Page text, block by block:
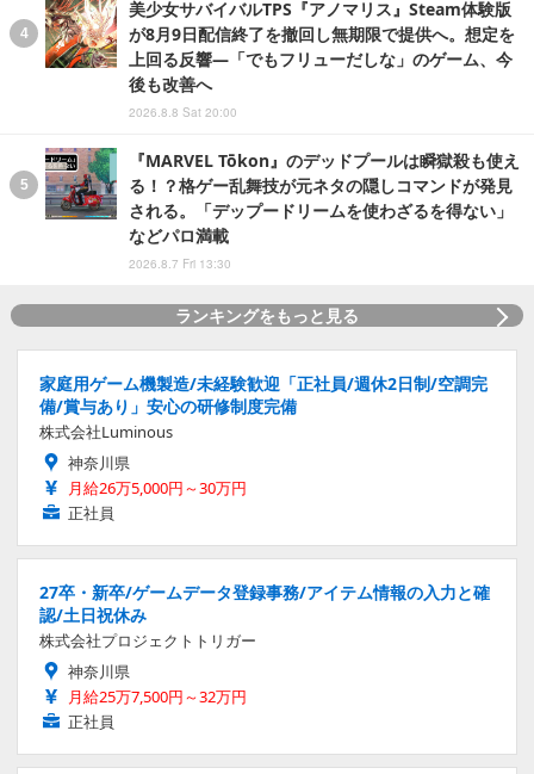
美少女サバイバルTPS『アノマリス』Steam体験版
が8月9日配信終了を撤回し無期限で提供へ。想定を
上回る反響―「でもフリューだしな」のゲーム、今
後も改善へ
2026.8.8 Sat 20:00
『MARVEL Tōkon』のデッドプールは瞬獄殺も使え
る！？格ゲー乱舞技が元ネタの隠しコマンドが発見
される。「デップードリームを使わざるを得ない」
などパロ満載
2026.8.7 Fri 13:30
ランキングをもっと見る
家庭用ゲーム機製造/未経験歓迎「正社員/週休2日制/空調完
備/賞与あり」安心の研修制度完備
株式会社Luminous
神奈川県
月給26万5,000円～30万円
正社員
27卒・新卒/ゲームデータ登録事務/アイテム情報の入力と確
認/土日祝休み
株式会社プロジェクトトリガー
神奈川県
月給25万7,500円～32万円
正社員